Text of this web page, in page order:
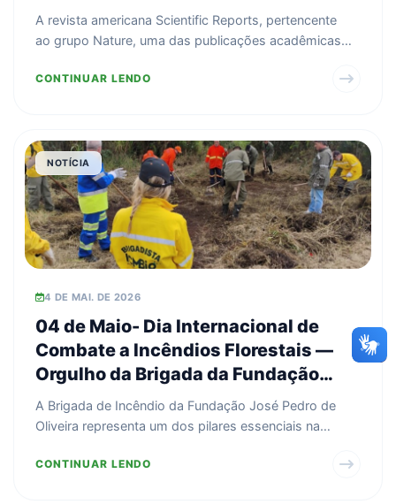
A revista americana Scientific Reports, pertencente
ao grupo Nature, uma das publicações acadêmicas
CONTINUAR LENDO
NOTÍCIA
4 DE MAI. DE 2026
04 de Maio- Dia Internacional de
Combate a Incêndios Florestais —
Orgulho da Brigada da Fundação
José Pedro de Oliveira
A Brigada de Incêndio da Fundação José Pedro de
Oliveira representa um dos pilares essenciais na
CONTINUAR LENDO